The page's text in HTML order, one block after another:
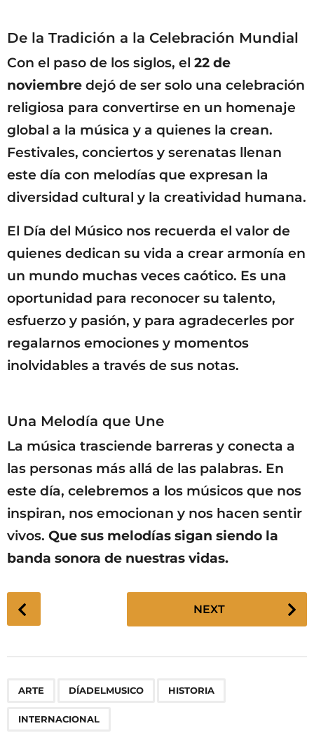
De la Tradición a la Celebración Mundial
Con el paso de los siglos, el 22 de
noviembre dejó de ser solo una celebración
religiosa para convertirse en un homenaje
global a la música y a quienes la crean.
Festivales, conciertos y serenatas llenan
este día con melodías que expresan la
diversidad cultural y la creatividad humana.
El Día del Músico nos recuerda el valor de
quienes dedican su vida a crear armonía en
un mundo muchas veces caótico. Es una
oportunidad para reconocer su talento,
esfuerzo y pasión, y para agradecerles por
regalarnos emociones y momentos
inolvidables a través de sus notas.
Una Melodía que Une
La música trasciende barreras y conecta a
las personas más allá de las palabras. En
este día, celebremos a los músicos que nos
inspiran, nos emocionan y nos hacen sentir
vivos. Que sus melodías sigan siendo la
banda sonora de nuestras vidas.
P
o
NEXT
ARTE DÍADELMUSICO HISTORIA
INTERNACIONAL